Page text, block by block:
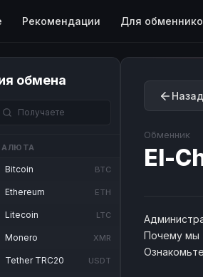
Рекомендации Для
обмена
Bitcoin BTC
Ethereum ETH
Litecoin LTC
Monero XMR
Tether TRC20 USDT
Назад
Обменник
El-
Почему мы